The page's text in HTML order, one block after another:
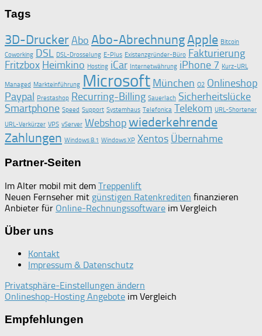
Tags
3D-Drucker Abo Abo-AbrechnungApple Bitcoin
Coworking DSL DSL-Drosselung E-Plus Existenzgründer-Büro Fakturierung
Fritzbox Heimkino Hosting iCar Internetwährung iPhone 7 Kurz-URL
Managed Markteinführung Microsoft München O2 Onlineshop
Paypal Prestashop Recurring-Billing Sauerlach Sicherheitslücke
Smartphone Speed Support Systemhaus Telefonica Telekom URL-Shortener
URL-Verkürzer VPS vServer Webshop wiederkehrende
Zahlungen Windows 8.1 Windows XP Xentos Übernahme
Partner-Seiten
Im Alter mobil mit dem Treppenlift
Neuen Fernseher mit günstigen Ratenkrediten finanzieren
Anbieter für Online-Rechnungssoftware im Vergleich
Über uns
Kontakt
Impressum & Datenschutz
Privatsphäre-Einstellungen ändern
Onlineshop-Hosting Angebote im Vergleich
Empfehlungen